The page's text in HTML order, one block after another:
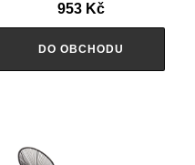
953 Kč
DO OBCHODU